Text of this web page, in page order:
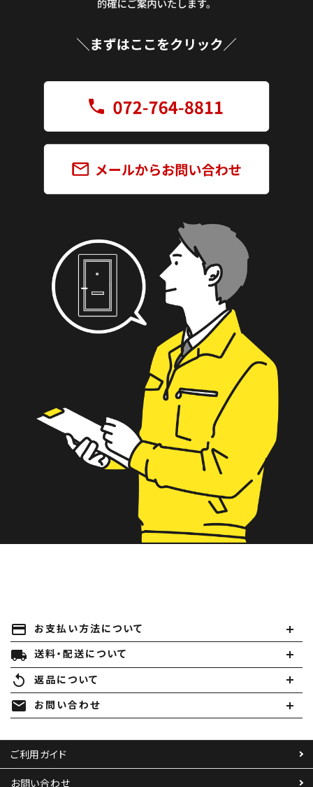
payment お支払い方法について
local_shipping 送料・配送について
replay 返品について
mail お問い合わせ
ご利用ガイド
お問い合わせ